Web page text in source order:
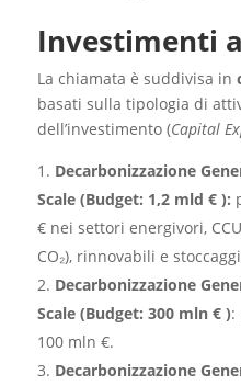
Investimenti
La chiamata è suddivisa in
basati sulla tipologia di
dell’investimento (Capital
Decarbonizzazione
Scale (Budget: 1,2 mld € ):
€ nei settori energivori,
CO₂), rinnovabili e
Decarbonizzazione
Scale (Budget: 300 mln € ):
100 mln €.
Decarbonizzazione